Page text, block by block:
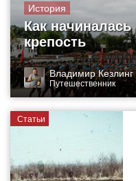
История
Как
крепость
Владимир Кезлинг
Путешественник
Статьи